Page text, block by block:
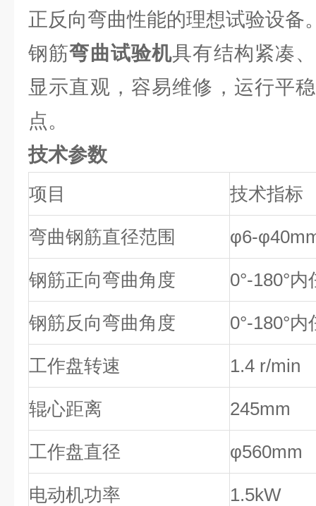
正反向弯曲性能的理想试验设备
钢筋弯曲试验机具有结构紧凑
显示直观，容易维修，运行平
点。
技术参数
项目 技术指标
弯曲钢筋直径范围 φ6-
钢筋正向弯曲角度 0°-180°
钢筋反向弯曲角度 0°-180°
工作盘转速 1.4 r/min
辊心距离 245mm
工作盘直径 φ560mm
电动机功率 1.5kW